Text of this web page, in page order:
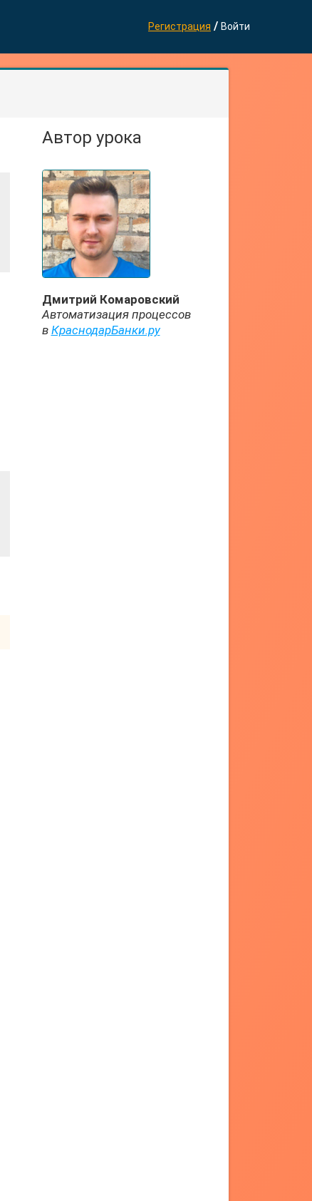
Регистрация / Войти
Автор урока
Дмитрий Комаровский
Автоматизация процессов
в КраснодарБанки.ру